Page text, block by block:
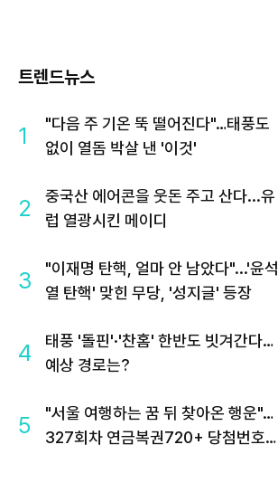
트렌드뉴스
1
"다음 주 기온 뚝 떨어진다"…태풍도
없이 열돔 박살 낸 '이것'
2
중국산 에어콘을 웃돈 주고 산다...유
럽 열광시킨 메이디
3
"이재명 탄핵, 얼마 안 남았다"...'윤석
열 탄핵' 맞힌 무당, '성지글' 등장
4
태풍 '돌핀'·'찬홈' 한반도 빗겨간다…
예상 경로는?
5
"서울 여행하는 꿈 뒤 찾아온 행운"…
327회차 연금복권720+ 당첨번호조